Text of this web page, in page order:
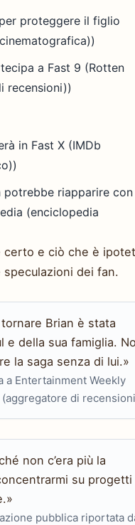
proteggere il figlio
a Fast 9 (Rotten
recensioni))
in Fast X (IMDb
potrebbe riapparire con
(enciclopedia
certo e ciò che è
dei fan.
Brian è stata
e della sua famiglia.
la saga senza di lui.»
a Entertainment Weekly
di
non c’era più la
su progetti
pubblica riportata